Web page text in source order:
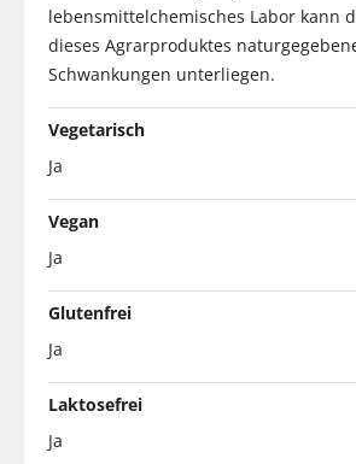
lebensmittelchemisches Labor kann
dieses Agrarproduktes
Schwankungen unterliegen.
Vegetarisch
Ja
Vegan
Ja
Glutenfrei
Ja
Laktosefrei
Ja